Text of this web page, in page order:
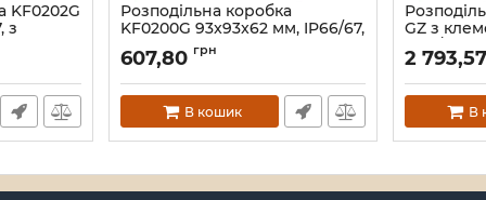
KF0202G
з
Розподільна коробка
KF0200G 93x93x62 мм, IP66/67,
без клемника, світло-сіра RAL
7035 | HENSEL
Артикул:33_00000004931
607,80 грн
В кошик
GZ з
7035
Артикул:
2
В